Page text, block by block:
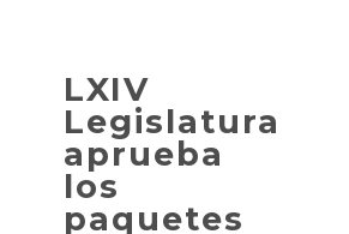
LXIV
Legislatura
aprueba
los
paquetes